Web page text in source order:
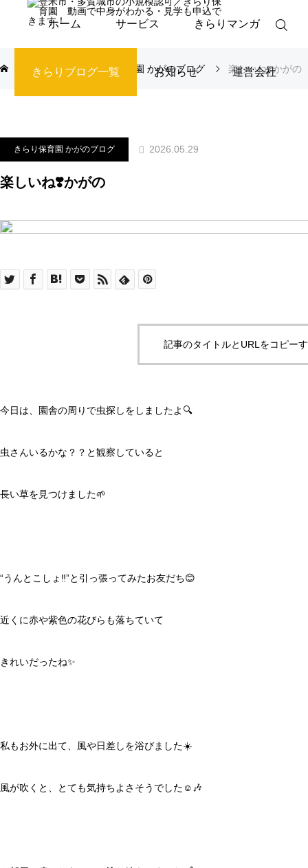
ホーム サービス きらりマンガ
きらりブログ一覧 お知らせ 運営会社
ブログ きらり保育園 かがのブログ 楽しいね❣️かがの
きらり保育園 かがのブログ 2026.05.29
楽しいね❣️かがの
記事のタイトルとURLをコピー
今日は、園舎の周りで虫探しをしましたよ🔍
虫さんいるかな？？と観察していると
長い草を見つけました🌱
“うんとこしょ‼️”と引っ張ってみたお友だち😊
近くに赤や紫色の花びらも落ちていて
きれいだったね✨
私もお外に出て、風や日差しを浴びました☀️
風が吹くと、とても気持ちよさそうでした☺️🎶